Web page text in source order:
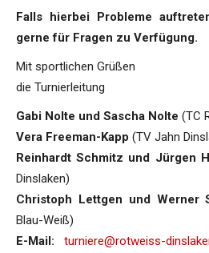
Falls hierbei Probleme
gerne für Fragen zu Verfügung.
Mit sportlichen Grüßen
die Turnierleitung
Gabi Nolte und Sascha Nolte (TC
Vera Freeman-Kapp (TV Jahn
Reinhardt Schmitz und Jürgen
Dinslaken)
Christoph Lettgen und Werner
Blau-Weiß)
E-Mail:
turniere@rotweiss-